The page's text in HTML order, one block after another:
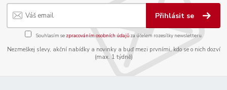
Přihlásit se
Souhlasím se zpracováním osobních údajůza účelem rozesílky newsletteru.
Nezmeškej slevy, akční nabídky a novinky a buď mezi prvními, kdo se o nich dozví
(max. 1 týdně)